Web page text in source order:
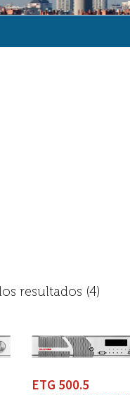
resultados (4)
ETG 500.5